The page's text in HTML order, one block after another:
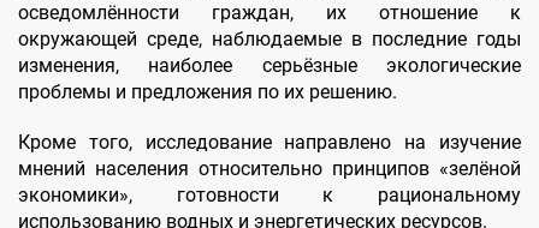
осведомлённости граждан, их отношение к
окружающей среде, наблюдаемые в последние годы
изменения, наиболее серьёзные экологические
проблемы и предложения по их решению.
Кроме того, исследование направлено на изучение
мнений населения относительно принципов «зелёной
экономики», готовности к рациональному
использованию водных и энергетических ресурсов.